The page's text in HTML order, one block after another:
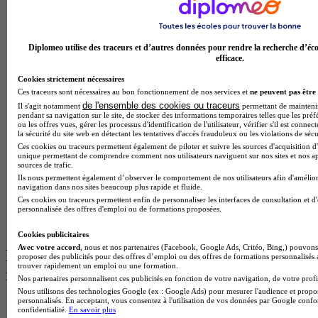
Master CCA en alternance
Cap Fleuriste en alternance
BTS Sio en alternance
MSc Marketing Digital en alternance
BTS Gpme en alternance
Cap Electricien en alternance
BTS Gpn en alternance
BTS Domotique en alternance
BAC Pro Agora en alternance
BTS Sta en alternance
BTS Iris en alternance
BTS Tpl en alternance
Les diplômes par filière les plus
recherchés
CS Sport
Diplomeo utilise des traceurs et d’autres données pour rendre la recherche
efficace.
Cookies strictement nécessaires
Ces traceurs sont nécessaires au bon fonctionnement de nos services et ne peuvent pas être
Il s'agit notamment de l'ensemble des cookies ou traceurs permettant de
pendant sa navigation sur le site, de stocker des informations temporaires telles que les
ou les offres vues, gérer les processus d'identification de l'utilisateur, vérifier s'il est
la sécurité du site web en détectant les tentatives d'accès frauduleux ou les violations de
Ces cookies ou traceurs permettent également de piloter et suivre les sources d'acquisition
unique permettant de comprendre comment nos utilisateurs naviguent sur nos sites et nos
sources de trafic.
Ils nous permettent également d’observer le comportement de nos utilisateurs afin
navigation dans nos sites beaucoup plus rapide et fluide.
Ces cookies ou traceurs permettent enfin de personnaliser les interfaces de consultation et
personnalisée des offres d'emploi ou de formations proposées.
Cookies publicitaires
Avec votre accord , nous et nos partenaires (Facebook, Google Ads, Critéo, Bing,)
proposer des publicités pour des offres d’emploi ou des offres de formations
trouver rapidement un emploi ou une formation.
Nos partenaires personnalisent ces publicités en fonction de votre navigation, de votre
Nous utilisons des technologies Google (ex : Google Ads) pour mesurer l'audience et
personnalisés. En acceptant, vous consentez à l'utilisation de vos données par Google
confidentialité. En savoir plus